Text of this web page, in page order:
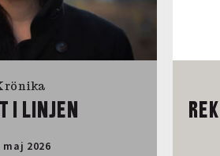
I LINJEN
maj 2026